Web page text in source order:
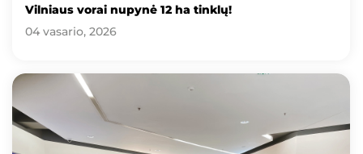
Vilniaus vorai nupynė 12 ha tinklų!
04 vasario, 2026